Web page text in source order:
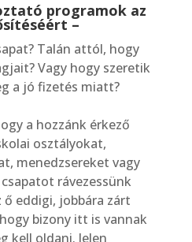
programok az
–
Talán attól, hogy
Vagy hogy szeretik
a jó fizetés miatt?
a hozzánk érkező
osztályokat,
menedzsereket vagy
rávezessünk
ő eddigi, jobbára zárt
bizony itt is vannak
kell oldani. Jelen